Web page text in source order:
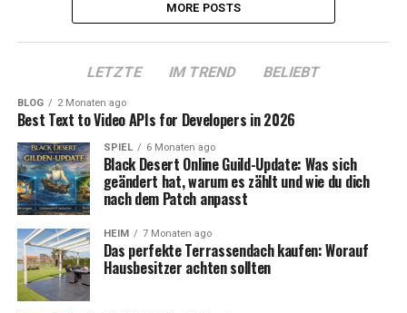
MORE POSTS
LETZTE IM TREND BELIEBT
BLOG 2 Monaten ago
Best Text to Video APIs for Developers in 2026
SPIEL 6 Monaten ago
Black Desert Online Guild-Update: Was sich
geändert hat, warum es zählt und wie du dich
nach dem Patch anpasst
HEIM 7 Monaten ago
Das perfekte Terrassendach kaufen: Worauf
Hausbesitzer achten sollten